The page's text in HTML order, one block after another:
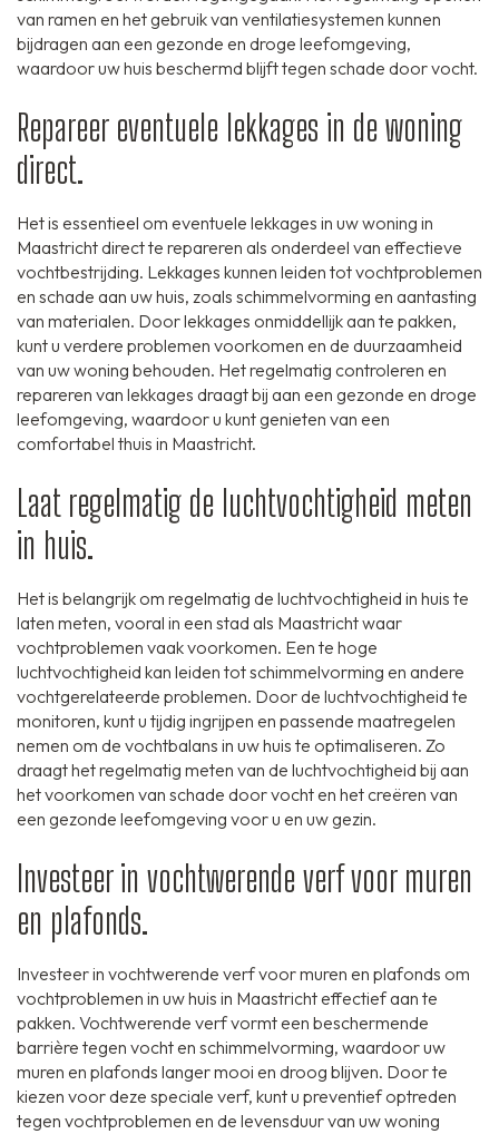
van ramen en het gebruik van ventilatiesystemen kunnen
bijdragen aan een gezonde en droge leefomgeving,
waardoor uw huis beschermd blijft tegen schade door vocht.
Repareer eventuele lekkages in de woning
direct.
Het is essentieel om eventuele lekkages in uw woning in
Maastricht direct te repareren als onderdeel van effectieve
vochtbestrijding. Lekkages kunnen leiden tot vochtproblemen
en schade aan uw huis, zoals schimmelvorming en aantasting
van materialen. Door lekkages onmiddellijk aan te pakken,
kunt u verdere problemen voorkomen en de duurzaamheid
van uw woning behouden. Het regelmatig controleren en
repareren van lekkages draagt bij aan een gezonde en droge
leefomgeving, waardoor u kunt genieten van een
comfortabel thuis in Maastricht.
Laat regelmatig de luchtvochtigheid meten
in huis.
Het is belangrijk om regelmatig de luchtvochtigheid in huis te
laten meten, vooral in een stad als Maastricht waar
vochtproblemen vaak voorkomen. Een te hoge
luchtvochtigheid kan leiden tot schimmelvorming en andere
vochtgerelateerde problemen. Door de luchtvochtigheid te
monitoren, kunt u tijdig ingrijpen en passende maatregelen
nemen om de vochtbalans in uw huis te optimaliseren. Zo
draagt het regelmatig meten van de luchtvochtigheid bij aan
het voorkomen van schade door vocht en het creëren van
een gezonde leefomgeving voor u en uw gezin.
Investeer in vochtwerende verf voor muren
en plafonds.
Investeer in vochtwerende verf voor muren en plafonds om
vochtproblemen in uw huis in Maastricht effectief aan te
pakken. Vochtwerende verf vormt een beschermende
barrière tegen vocht en schimmelvorming, waardoor uw
muren en plafonds langer mooi en droog blijven. Door te
kiezen voor deze speciale verf, kunt u preventief optreden
tegen vochtproblemen en de levensduur van uw woning